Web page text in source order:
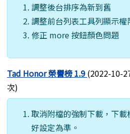
調整後台排序為新到舊
調整前台列表工具列顯示權
修正 more 按鈕顏色問題
Tad Honor 榮譽榜 1.9 (2022-10-
次)
取消附檔的強制下載，下
好設定為準。